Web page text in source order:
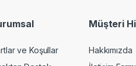
ve Koşullar
Müşteri
Hakkımızda